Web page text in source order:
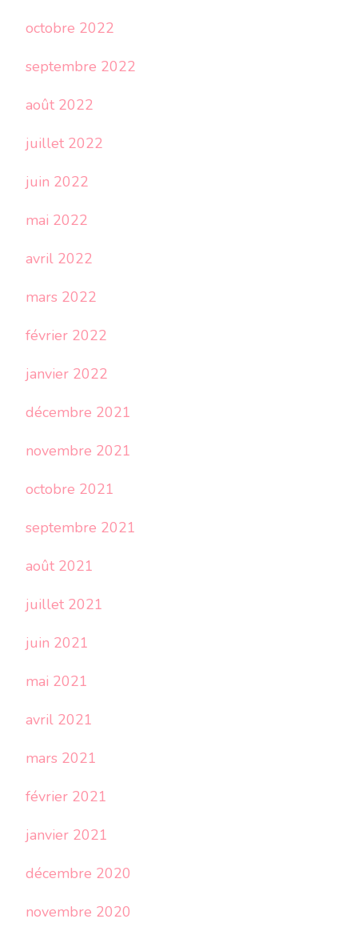
octobre 2022
septembre 2022
août 2022
juillet 2022
juin 2022
mai 2022
avril 2022
mars 2022
février 2022
janvier 2022
décembre 2021
novembre 2021
octobre 2021
septembre 2021
août 2021
juillet 2021
juin 2021
mai 2021
avril 2021
mars 2021
février 2021
janvier 2021
décembre 2020
novembre 2020